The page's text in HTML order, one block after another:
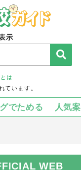
示
は
ています。
でためる 人気
WEB